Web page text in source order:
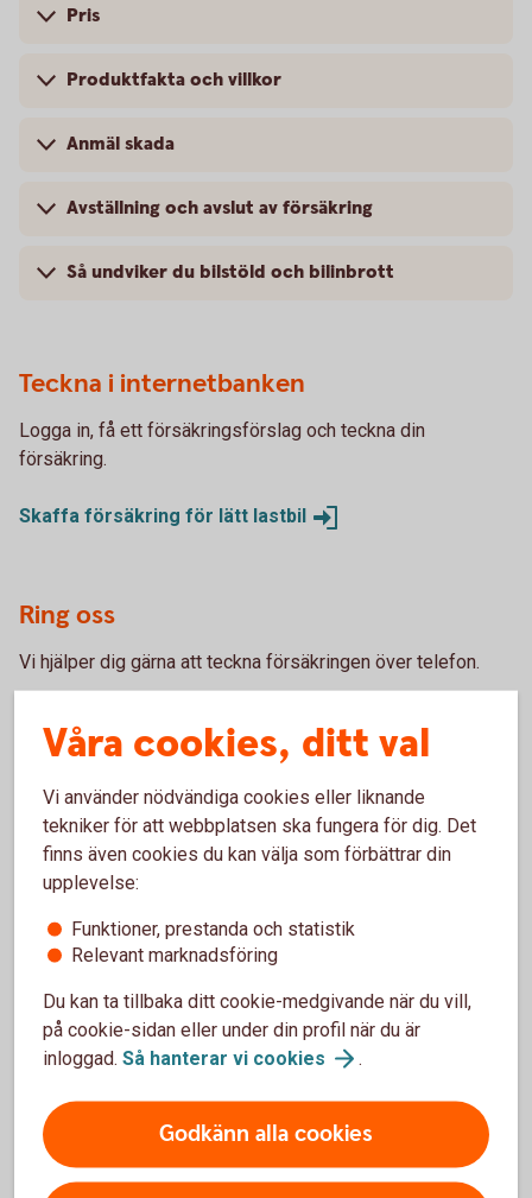
Pris
Produktfakta och villkor
Anmäl skada
Avställning och avslut av försäkring
Så undviker du bilstöld och bilinbrott
Teckna i internetbanken
Logga in, få ett försäkringsförslag och teckna din
försäkring.
Skaffa försäkring för lätt lastbil
Ring oss
Vi hjälper dig gärna att teckna försäkringen över telefon.
lastbil
Fordonsförsäkringar
Bilförsäkring
Lätt lastbilsförsäkring
Våra cookies, ditt val
Vi använder nödvändiga cookies eller liknande
tekniker för att webbplatsen ska fungera för dig. Det
finns även cookies du kan välja som förbättrar din
upplevelse:
Funktioner, prestanda och statistik
Relevant marknadsföring
Du kan ta tillbaka ditt cookie-medgivande när du vill,
på cookie-sidan eller under din profil när du är
inloggad. Så hanterar vi cookies .
Godkänn alla cookies